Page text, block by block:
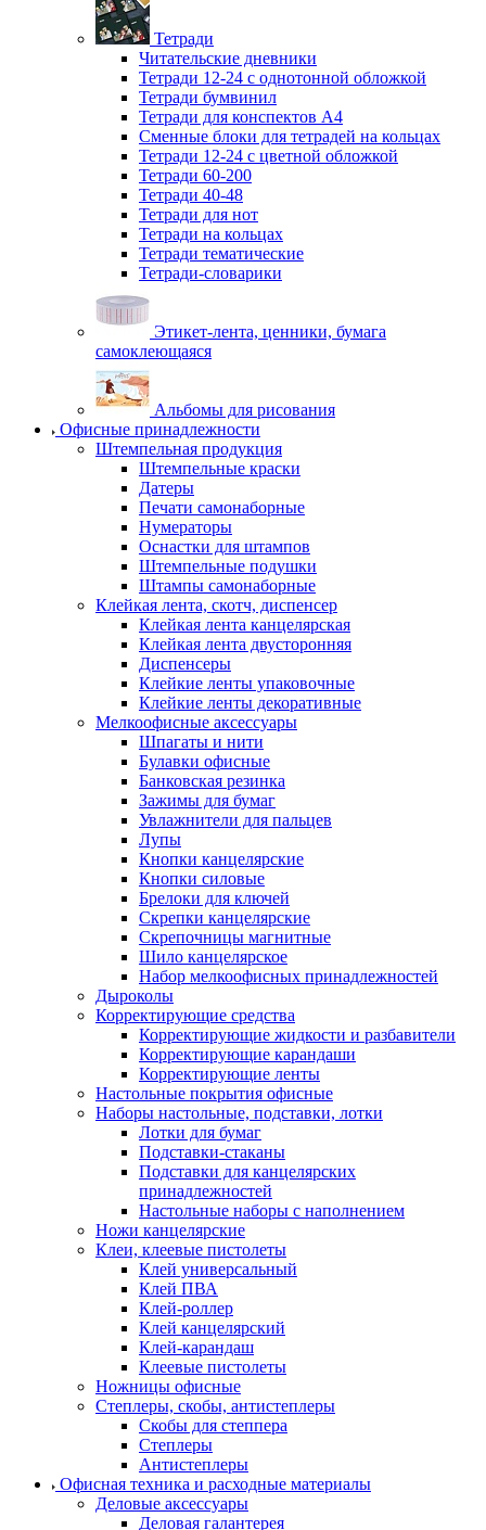
Тетради
Читательские дневники
Тетради 12-24 с однотонной обложкой
Тетради бумвинил
Тетради для конспектов А4
Сменные блоки для тетрадей на кольцах
Тетради 12-24 с цветной обложкой
Тетради 60-200
Тетради 40-48
Тетради для нот
Тетради на кольцах
Тетради тематические
Тетради-словарики
Этикет-лента, ценники, бумага
самоклеющаяся
Альбомы для рисования
Офисные принадлежности
Штемпельная продукция
Штемпельные краски
Датеры
Печати самонаборные
Нумераторы
Оснастки для штампов
Штемпельные подушки
Штампы самонаборные
Клейкая лента, скотч, диспенсер
Клейкая лента канцелярская
Клейкая лента двусторонняя
Диспенсеры
Клейкие ленты упаковочные
Клейкие ленты декоративные
Мелкоофисные аксессуары
Шпагаты и нити
Булавки офисные
Банковская резинка
Зажимы для бумаг
Увлажнители для пальцев
Лупы
Кнопки канцелярские
Кнопки силовые
Брелоки для ключей
Скрепки канцелярские
Скрепочницы магнитные
Шило канцелярское
Набор мелкоофисных принадлежностей
Дыроколы
Корректирующие средства
Корректирующие жидкости и разбавители
Корректирующие карандаши
Корректирующие ленты
Настольные покрытия офисные
Наборы настольные, подставки, лотки
Лотки для бумаг
Подставки-стаканы
Подставки для канцелярских
принадлежностей
Настольные наборы с наполнением
Ножи канцелярские
Клеи, клеевые пистолеты
Клей универсальный
Клей ПВА
Клей-роллер
Клей канцелярский
Клей-карандаш
Клеевые пистолеты
Ножницы офисные
Степлеры, скобы, антистеплеры
Скобы для степпера
Степлеры
Антистеплеры
Офисная техника и расходные материалы
Деловые аксессуары
Деловая галантерея